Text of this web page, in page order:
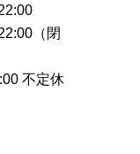
（閉
不定休